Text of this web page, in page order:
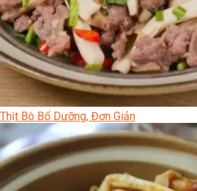
Bò Bổ Dưỡng, Đơn Giản